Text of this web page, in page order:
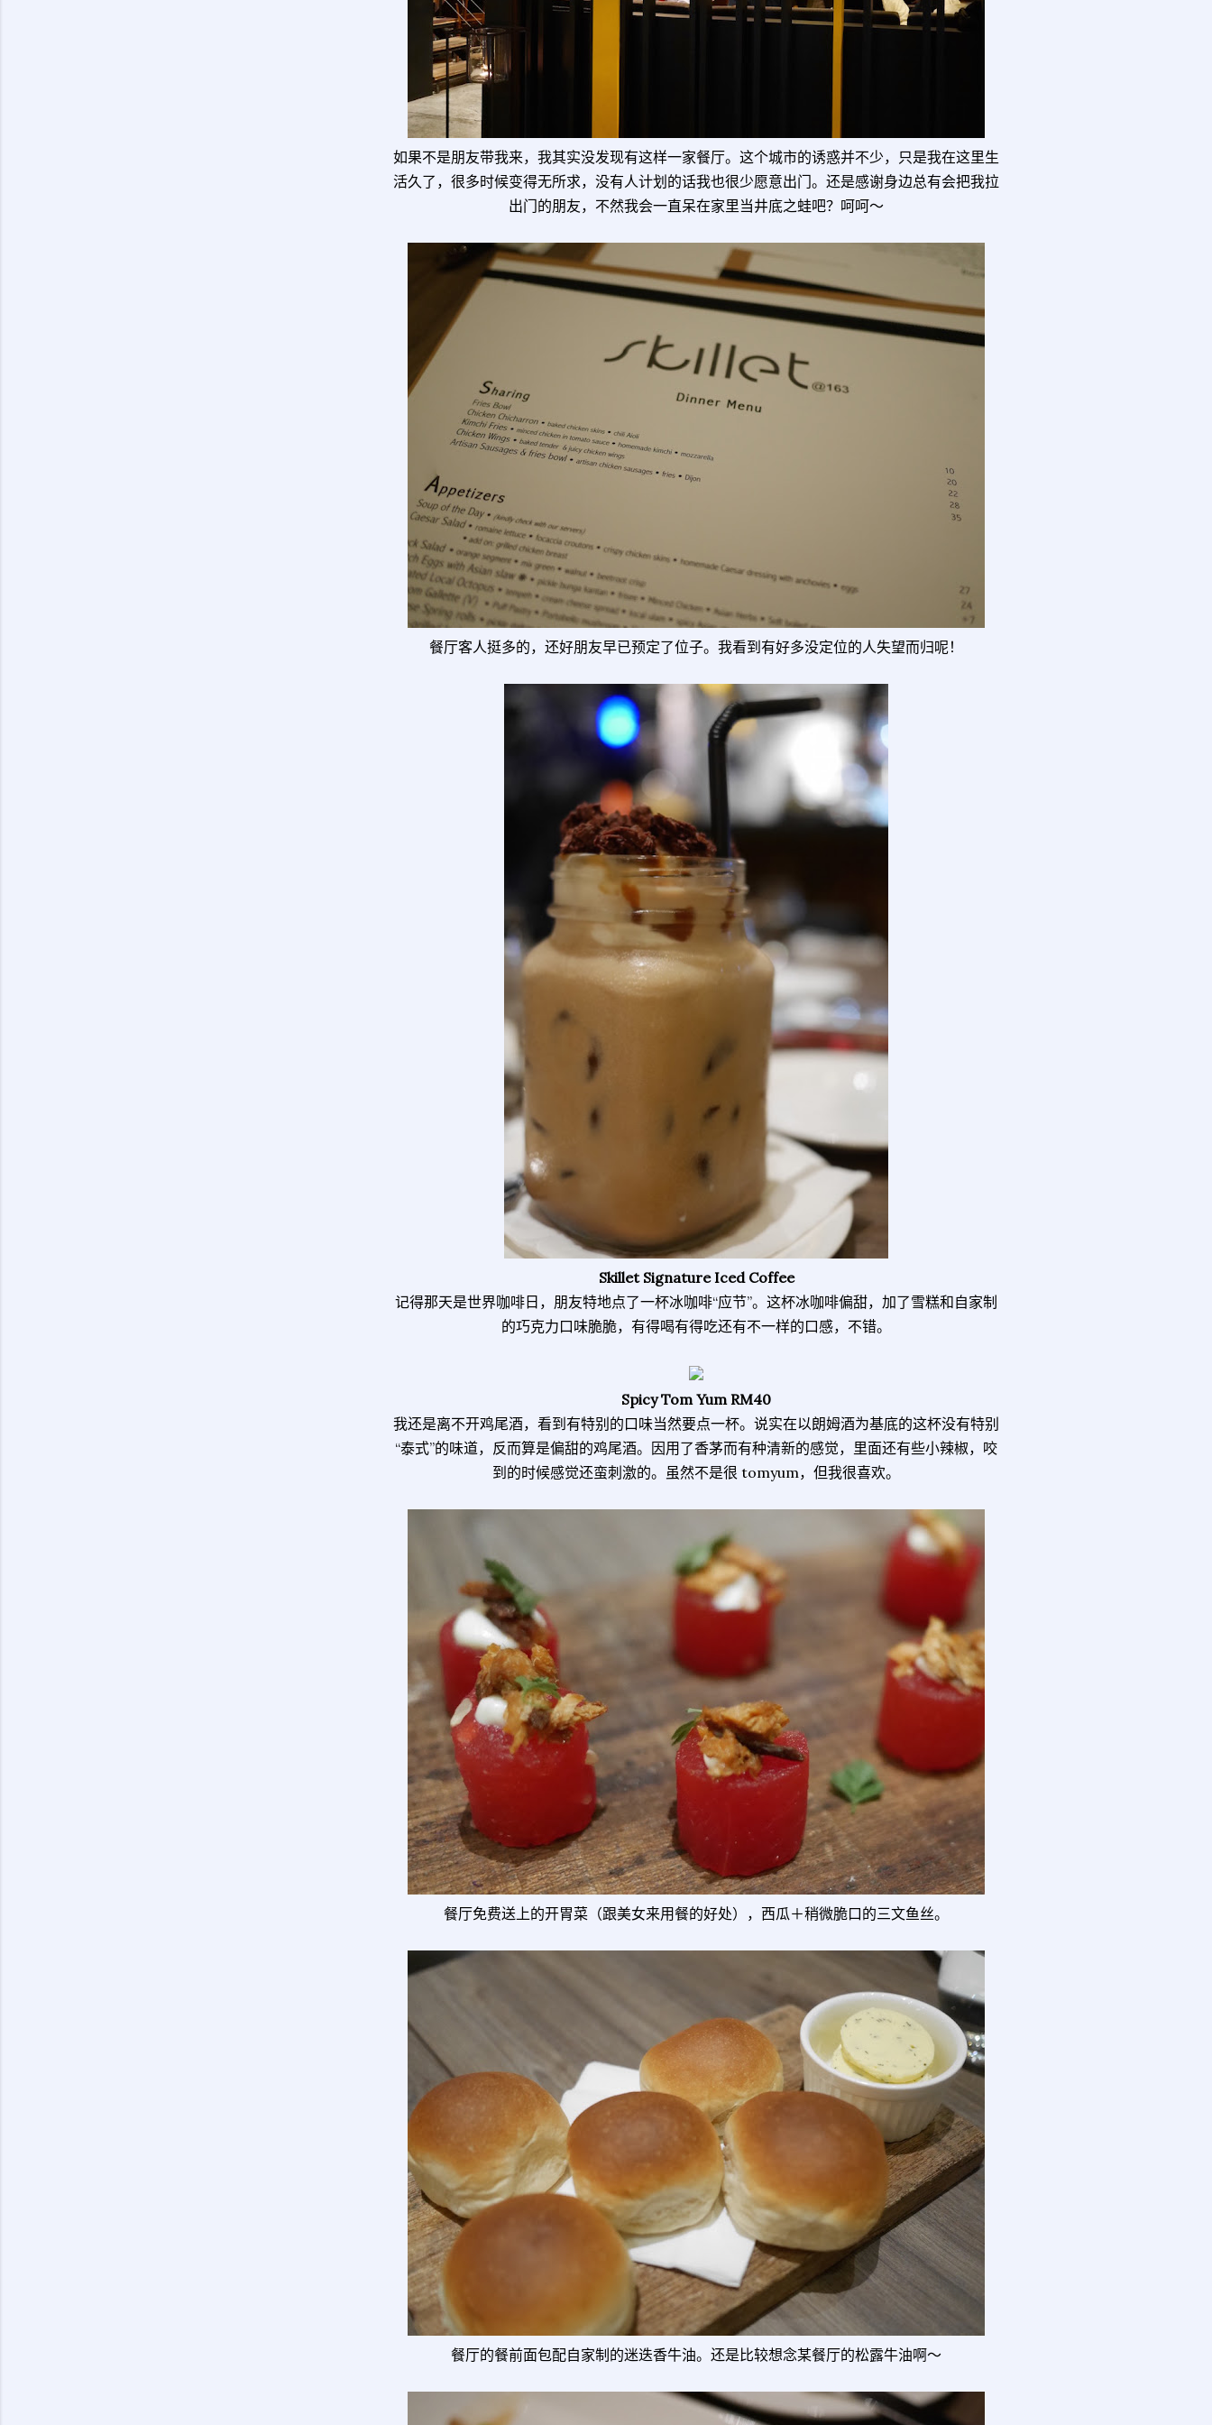
如果不是朋友带我来，我其实没发现有这样一家餐厅。这个城市的诱惑并不少，只是我在这里生
活久了，很多时候变得无所求，没有人计划的话我也很少愿意出门。还是感谢身边总有会把我拉
出门的朋友，不然我会一直呆在家里当井底之蛙吧？呵呵～
餐厅客人挺多的，还好朋友早已预定了位子。我看到有好多没定位的人失望而归呢！
Skillet Signature Iced Coffee
记得那天是世界咖啡日，朋友特地点了一杯冰咖啡“应节”。这杯冰咖啡偏甜，加了雪糕和自家制
的巧克力口味脆脆，有得喝有得吃还有不一样的口感，不错。
Spicy Tom Yum RM40
我还是离不开鸡尾酒，看到有特别的口味当然要点一杯。说实在以朗姆酒为基底的这杯没有特别
“泰式”的味道，反而算是偏甜的鸡尾酒。因用了香茅而有种清新的感觉，里面还有些小辣椒，咬
到的时候感觉还蛮刺激的。虽然不是很 tomyum，但我很喜欢。
餐厅免费送上的开胃菜（跟美女来用餐的好处），西瓜＋稍微脆口的三文鱼丝。
餐厅的餐前面包配自家制的迷迭香牛油。还是比较想念某餐厅的松露牛油啊～